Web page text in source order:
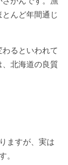
んど年間通じ
るといわれて
北海道の良質
ますが、実は